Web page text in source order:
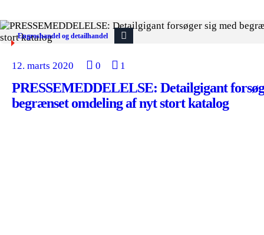
Engroshandel og detailhandel
12. marts 2020 0 1
PRESSEMEDDELELSE: Detailgigant
begrænset omdeling af nyt stort katalog